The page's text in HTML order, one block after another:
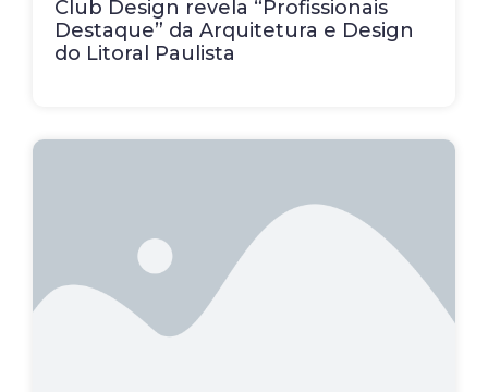
Club Design revela “Profissionais
Destaque” da Arquitetura e Design
do Litoral Paulista